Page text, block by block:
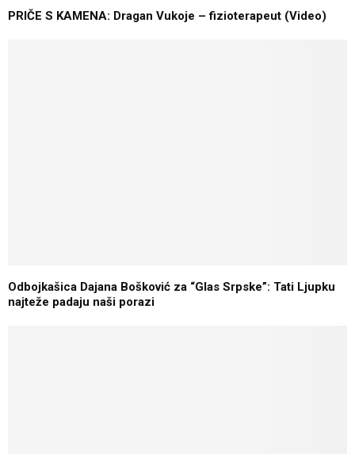
PRIČE S KAMENA: Dragan Vukoje – fizioterapeut (Video)
Odbojkašica Dajana Bošković za “Glas Srpske”: Tati Ljupku
najteže padaju naši porazi